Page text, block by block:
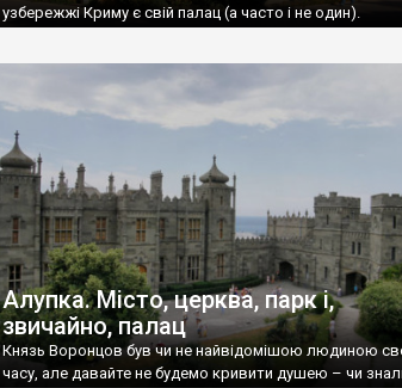
узбережжі Криму є свій палац (а часто і не один).
Алупка. Місто, церква, парк і,
звичайно, палац
Князь Воронцов був чи не найвідомішою людиною
часу, але давайте не будемо кривити душею – чи